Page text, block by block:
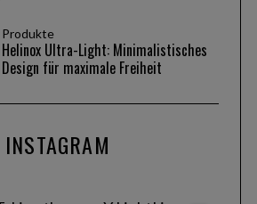
Produkte
Helinox Ultra-Light: Minimalistisches
Design für maximale Freiheit
INSTAGRAM